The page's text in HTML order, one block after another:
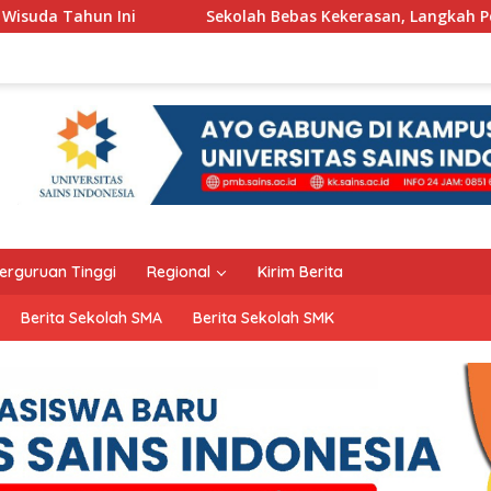
Sekolah Bebas Kekerasan, Langkah Pemkot Kediri
Tinggi Regional Kirim Berita
Berita Sekolah SMA Berita Sekolah SMK